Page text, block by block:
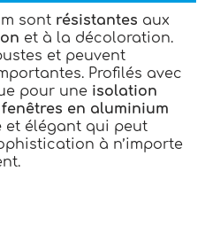
sont résistantes aux
et à la décoloration.
et peuvent
Profilés avec
pour une isolation
fenêtres en aluminium
et élégant qui peut
à n’importe